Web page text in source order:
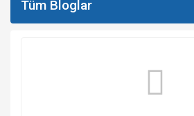
Tüm Bloglar